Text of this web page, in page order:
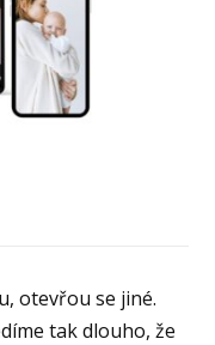
otevřou se jiné.
tak dlouho, že